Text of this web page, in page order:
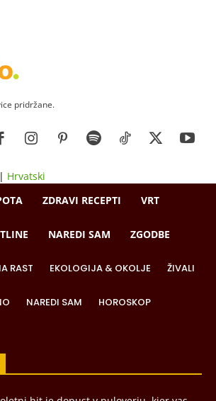
pridržane.
| Hrvatski
ZDRAVI RECEPTI VRT
NAREDI SAM ZGODBE
RAST EKOLOGIJA & OKOLJE ŽIVALI
NAREDI SAM HOROSKOP